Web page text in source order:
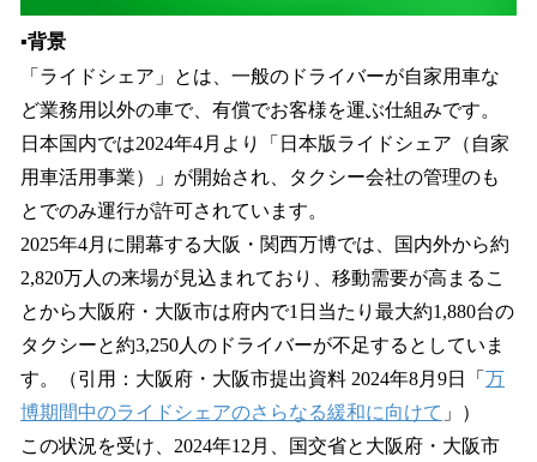
▪️背景
「ライドシェア」とは、一般のドライバーが自家用車な
ど業務用以外の車で、有償でお客様を運ぶ仕組みです。
日本国内では2024年4月より「日本版ライドシェア（自家
用車活用事業）」が開始され、タクシー会社の管理のも
とでのみ運行が許可されています。
2025年4月に開幕する大阪・関西万博では、国内外から約
2,820万人の来場が見込まれており、移動需要が高まるこ
とから大阪府・大阪市は府内で1日当たり最大約1,880台の
タクシーと約3,250人のドライバーが不足するとしていま
す。（引用：大阪府・大阪市提出資料 2024年8月9日「 万
博期間中のライドシェアのさらなる緩和に向けて 」）
この状況を受け、2024年12月、国交省と大阪府・大阪市